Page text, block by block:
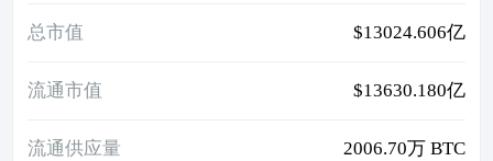
总市值 $13024.606亿
流通市值 $13630.180亿
流通供应量 2006.70万 BTC